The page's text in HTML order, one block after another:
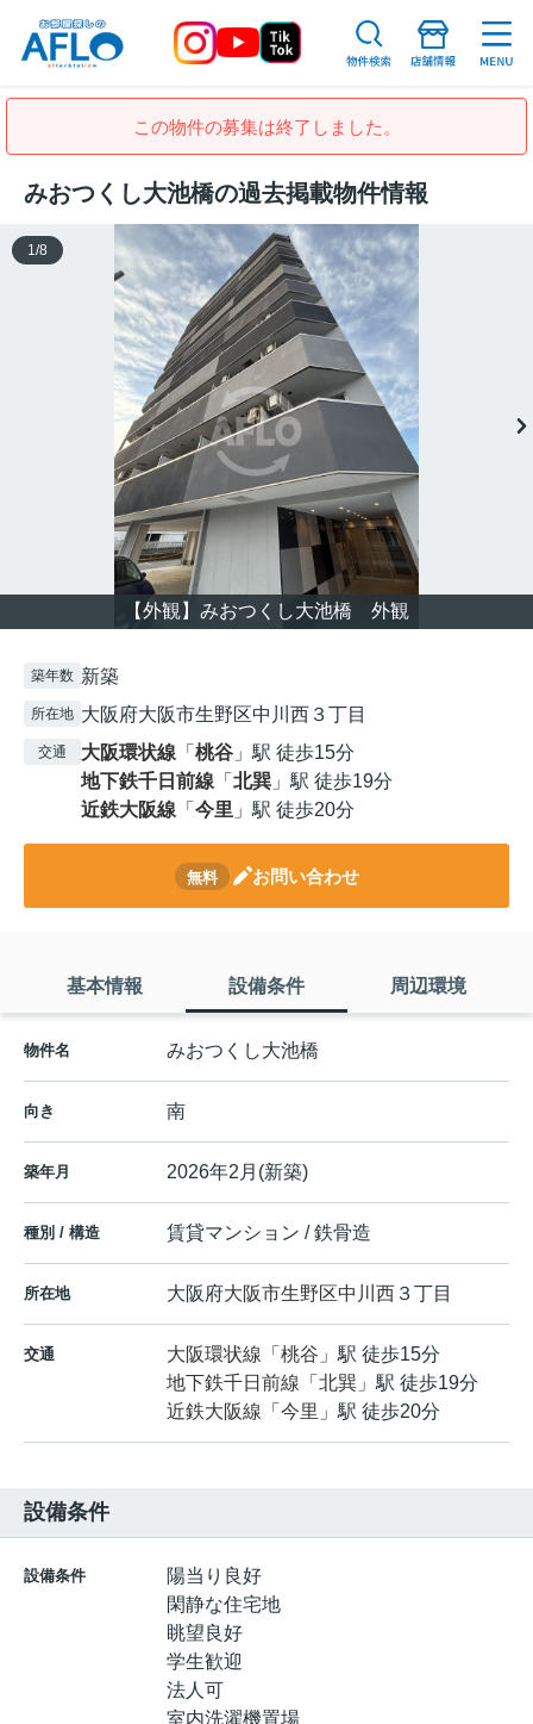
この物件の募集は終了しました。
みおつくし大池橋の過去掲載物件情報
【外観】みおつくし大池橋 外観
1 /8
築年数 新築
所在地 大阪府大阪市生野区中川西３丁目
交通 大阪環状線 「 桃谷 」駅 徒歩15分
地下鉄千日前線 「 北巽 」駅 徒歩19分
近鉄大阪線 「 今里 」駅 徒歩20分
無料 お問い合わせ
基本情報 設備条件 周辺環境
物件名 みおつくし大池橋
向き 南
築年月 2026年2月(新築)
種別 / 構造 賃貸マンション / 鉄骨造
所在地 大阪府大阪市生野区中川西 ３丁目
交通 大阪環状線 「 桃谷 」駅 徒歩15分
地下鉄千日前線 「 北巽 」駅 徒歩19分
近鉄大阪線 「 今里 」駅 徒歩20分
設備条件
設備条件
陽当り良好
閑静な住宅地
眺望良好
学生歓迎
法人可
室内洗濯機置場